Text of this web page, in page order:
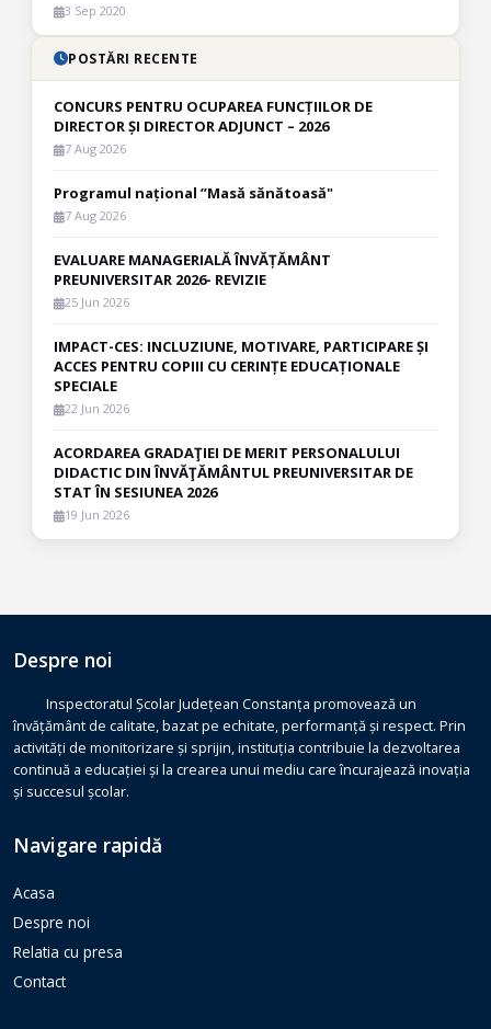
3 Sep 2020
POSTĂRI RECENTE
CONCURS PENTRU OCUPAREA FUNCȚIILOR DE
DIRECTOR ȘI DIRECTOR ADJUNCT – 2026
7 Aug 2026
Programul național ”Masă sănătoasă"
7 Aug 2026
EVALUARE MANAGERIALĂ ÎNVĂȚĂMÂNT
PREUNIVERSITAR 2026- REVIZIE
25 Jun 2026
IMPACT-CES: INCLUZIUNE, MOTIVARE, PARTICIPARE ȘI
ACCES PENTRU COPIII CU CERINȚE EDUCAȚIONALE
SPECIALE
22 Jun 2026
ACORDAREA GRADAŢIEI DE MERIT PERSONALULUI
DIDACTIC DIN ÎNVĂŢĂMÂNTUL PREUNIVERSITAR DE
STAT ÎN SESIUNEA 2026
19 Jun 2026
Despre noi
Inspectoratul Școlar Județean Constanța promovează un
învățământ de calitate, bazat pe echitate, performanță și respect. Prin
activități de monitorizare și sprijin, instituția contribuie la dezvoltarea
continuă a educației și la crearea unui mediu care încurajează inovația
și succesul școlar.
Navigare rapidă
Acasa
Despre noi
Relatia cu presa
Contact